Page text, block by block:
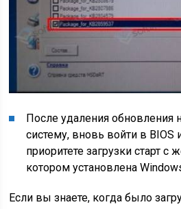
После удаления обновления
систему, вновь войти в BIOS
приоритете загрузки старт с
котором установлена
Если вы знаете, когда было